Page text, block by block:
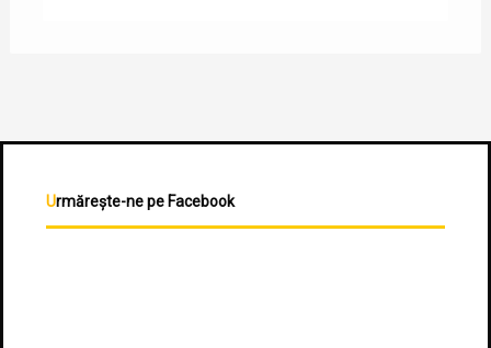
Urmărește-ne pe Facebook